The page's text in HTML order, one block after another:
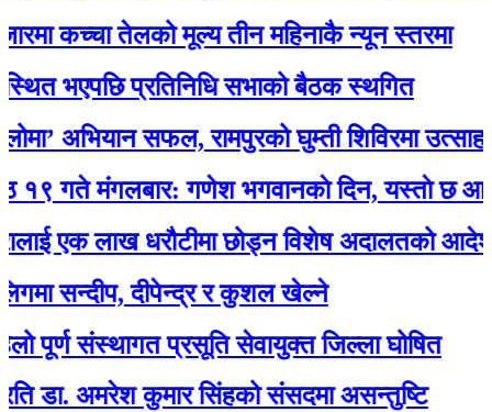
कच्चा तेलको मूल्य तीन महिनाकै न्यून स्तरमा
प्रतिनिधि सभाको बैठक स्थगित
सफल, रामपुरको घुम्ती शिविरमा उत्साहजनक
मंगलबार: गणेश भगवानकाे दिन, यस्ताे छ आजको
एक लाख धरौटीमा छोड्न विशेष अदालतको आदेश
सन्दीप, दीपेन्द्र र कुशल खेल्ने
संस्थागत प्रसूति सेवायुक्त जिल्ला घोषित
अमरेश कुमार सिंहको संसदमा असन्तुष्टि